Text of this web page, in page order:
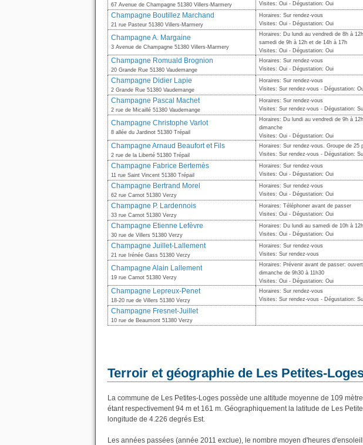
67 Avenue de Champagne 51380 Villers-Marmery
Visites: Oui - Dégustation: Oui
Champagne Boutillez Marchand
21 rue Pasteur 51380 Villers-Marmery
Horaires: Sur rendez-vous
Visites: Oui - Dégustation: Oui
Champagne A. Margaine
3 Avenue de Champagne 51380 Villers-Marmery
Horaires: Du lundi au vendredi de 8h à
samedi de 9h à 12h et de 14h à 17h
Visites: Oui - Dégustation: Oui
Champagne Romuald Brognion
20 Grande Rue 51380 Vaudemange
Horaires: Sur rendez-vous
Visites: Oui - Dégustation: Oui
Champagne Didier Lapie
2 Grande Rue 51380 Vaudemange
Horaires: Sur rendez-vous
Visites: Sur rendez-vous - Dégustation:
Champagne Pascal Machet
2 rue de Micaillé 51380 Vaudemange
Horaires: Sur rendez-vous
Visites: Sur rendez-vous - Dégustation:
Champagne Christophe Varlot
8 allée du Jardinot 51380 Trépail
Horaires: Du lundi au vendredi de 9h à
dimanche
Visites: Oui - Dégustation: Oui
Champagne Arnaud Beaufort et Fils
2 rue de la Liberté 51380 Trépail
Horaires: Sur rendez-vous. Groupe de 25
Visites: Sur rendez-vous - Dégustation:
Champagne Fabrice Bertemès
11 rue Saint Vincent 51380 Trépail
Horaires: Sur rendez-vous
Visites: Oui - Dégustation: Oui
Champagne Bertrand Morel
62 rue Carnot 51380 Verzy
Horaires: Sur rendez-vous
Visites: Oui - Dégustation: Oui
Champagne P. Lardennois
33 rue Carnot 51380 Verzy
Horaires: Téléphoner avant de passer
Visites: Oui - Dégustation: Oui
Champagne Etienne Lefèvre
30 rue de Villers 51380 Verzy
Horaires: Du lundi au samedi de 10h à
Visites: Oui - Dégustation: Oui
Champagne Juillet-Lallement
21 rue Irénée Gass 51380 Verzy
Horaires: Sur rendez-vous
Visites: Sur rendez-vous
Champagne Alain Lallement
19 rue Carnot 51380 Verzy
Horaires: Prévenir avant de passer:
dimanche de 9h30 à 11h30
Visites: Oui - Dégustation: Oui
Champagne Lepreux-Penet
18-20 rue de Villers 51380 Verzy
Horaires: Sur rendez-vous
Visites: Sur rendez-vous - Dégustation:
Champagne Fresnet-Juillet
10 rue de Beaumont 51380 Verzy
Terroir et géographie de Les Petites-
La commune de Les Petites-Loges possède une altitude moyenne de 109
étant respectivement 94 m et 161 m. Géographiquement la latitude de Les
longitude de 4.226 degrés Est.
Les années passées (année 2011 exclue), le nombre moyen d'heures